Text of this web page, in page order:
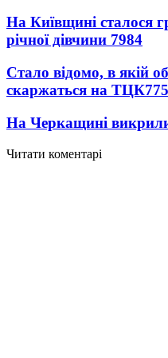
На Київщині сталося
річної дівчини 7984
Стало відомо, в якій
скаржаться на ТЦК
На Черкащині
Читати коментарі